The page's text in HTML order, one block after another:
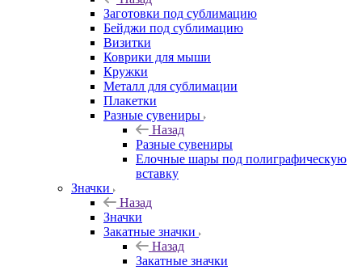
Заготовки под сублимацию
Бейджи под сублимацию
Визитки
Коврики для мыши
Кружки
Металл для сублимации
Плакетки
Разные сувениры
Назад
Разные сувениры
Елочные шары под полиграфическую
вставку
Значки
Назад
Значки
Закатные значки
Назад
Закатные значки